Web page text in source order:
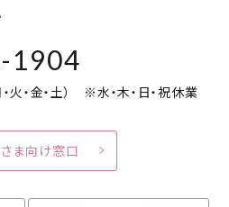
1904
火・金・土） ※水・木・日・祝休業
ま向け窓口